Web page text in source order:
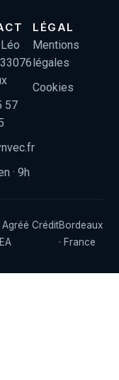
57
· 9h
LÉGAL
Mentions
légales
Cookies
CréditBordeaux
· France